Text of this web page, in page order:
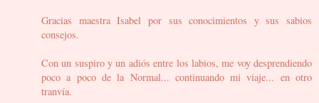
Gracias maestra Isabel por sus conocimientos y sus sabios
consejos.
Con un suspiro y un adiós entre los labios, me voy desprendiendo
poco a poco de la Normal... continuando mi viaje... en otro
tranvía.